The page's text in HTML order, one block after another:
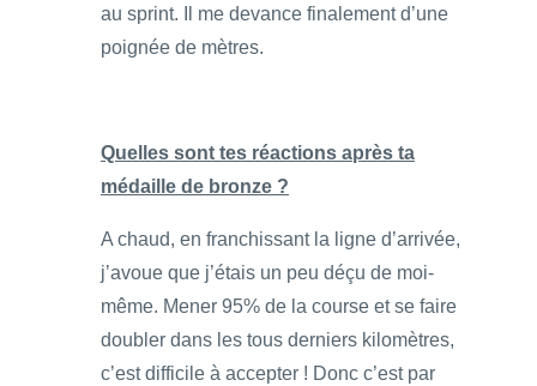
au sprint. Il me devance finalement d’une
poignée de mètres.
Quelles sont tes réactions après ta
médaille de bronze ?
A chaud, en franchissant la ligne d’arrivée,
j’avoue que j’étais un peu déçu de moi-
même. Mener 95% de la course et se faire
doubler dans les tous derniers kilomètres,
c’est difficile à accepter ! Donc c’est par